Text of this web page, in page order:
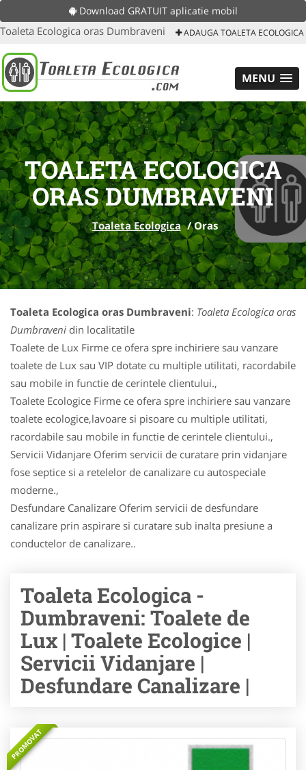
Download GRATUIT aplicatie mobil
Toaleta Ecologica oras Dumbraveni ADAUGA TOALETA ECOLOGICA
MENU
TOALETA ECOLOGICA
ORAS DUMBRAVENI
Toaleta Ecologica /Oras
Toaleta Ecologica oras Dumbraveni: Toaleta Ecologica oras
Dumbraveni din localitatile
Toalete de Lux Firme ce ofera spre inchiriere sau vanzare
toalete de Lux sau VIP dotate cu multiple utilitati, racordabile
sau mobile in functie de cerintele clientului.,
Toalete Ecologice Firme ce ofera spre inchiriere sau vanzare
toalete ecologice,lavoare si pisoare cu multiple utilitati,
racordabile sau mobile in functie de cerintele clientului.,
Servicii Vidanjare Oferim servicii de curatare prin vidanjare
fose septice si a retelelor de canalizare cu autospeciale
moderne.,
Desfundare Canalizare Oferim servicii de desfundare
canalizare prin aspirare si curatare sub inalta presiune a
conductelor de canalizare..
Toaleta Ecologica -
Dumbraveni: Toalete de
Lux | Toalete Ecologice |
Servicii Vidanjare |
Desfundare Canalizare |
PROMOVAT